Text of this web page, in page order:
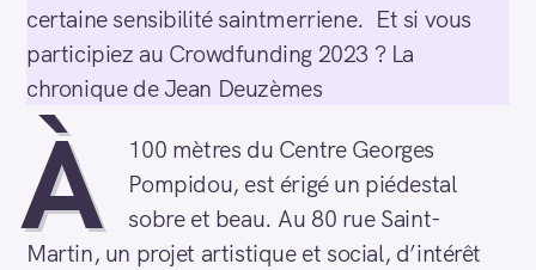
certaine sensibilité saintmerriene. Et si vous
participiez au Crowdfunding 2023 ? La
chronique de Jean Deuzèmes
À
100 mètres du Centre Georges
Pompidou, est érigé un piédestal
sobre et beau. Au 80 rue Saint-
Martin, un projet artistique et social, d’intérêt